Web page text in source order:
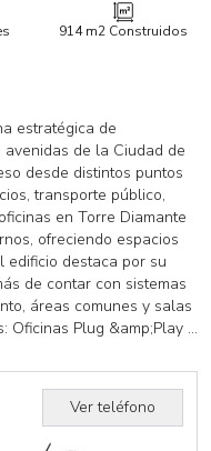
914 m2 Construidos
estratégica de
de la Ciudad de
desde distintos puntos
transporte público,
en Torre Diamante
ofreciendo espacios
edificio destaca por su
de contar con sistemas
áreas comunes y salas
Oficinas Plug &amp;Play ,
Mxn, Mantenimiento: 80
40 m2. Entrega
m2, estas oficinas Plug
buscan un espacio
México.
Ver teléfono